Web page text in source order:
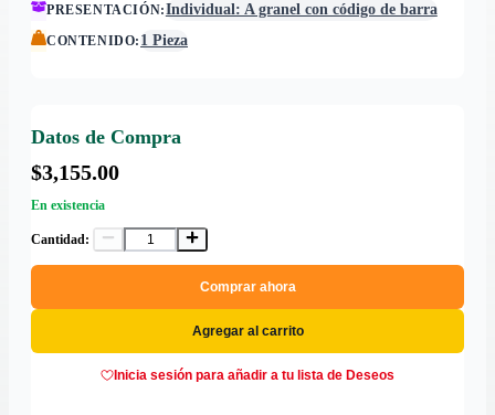
PRESENTACIÓN:Individual: A granel con código de barra
CONTENIDO: 1 Pieza
Datos de Compra
$3,155.00
En existencia
Cantidad:
Comprar ahora
Agregar al carrito
Inicia sesión para añadir a tu lista de Deseos